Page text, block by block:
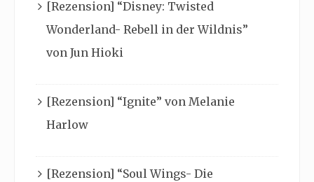
[Rezension] “Disney: Twisted
Wonderland- Rebell in der Wildnis”
von Jun Hioki
[Rezension] “Ignite” von Melanie
Harlow
[Rezension] “Soul Wings- Die